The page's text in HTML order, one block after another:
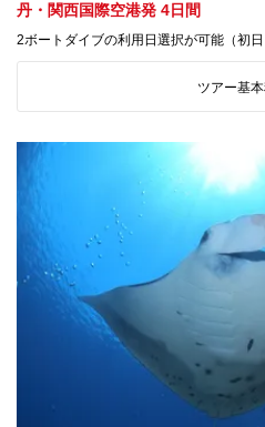
丹・関西国際空港発 4日間
2ボートダイブの利用日選択が可能（初日
ツアー基本